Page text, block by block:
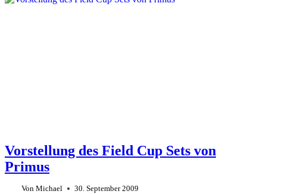
Vorstellung des Field Cup Sets von
Primus
Von Michael 30. September 2009